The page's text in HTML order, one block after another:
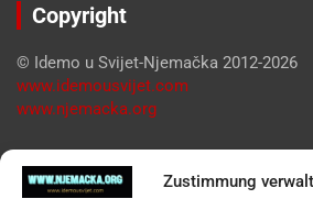
Zustimmung
Copyright
© Idemo u Svijet-Njemačka 2012-2026
www.idemousvijet.com
www.njemacka.org
Pregled